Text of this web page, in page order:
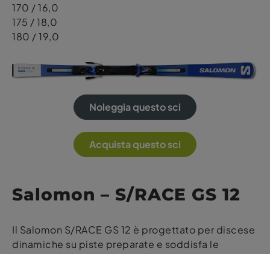
170 / 16,0
175 / 18,0
180 / 19,0
Noleggia questo sci
Acquista questo sci
Salomon – S/RACE GS 12
Il Salomon S/RACE GS 12 è progettato per discese
dinamiche su piste preparate e soddisfa le